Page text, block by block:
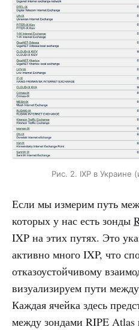
Рис. 2. IXP в Украине
Если мы измерим путь
которых у нас есть зонды
IXP на этих путях. Это
активно много IXP, что
отказоустойчивому
визуализируем пути
Каждая ячейка здесь
между зондами RIPE